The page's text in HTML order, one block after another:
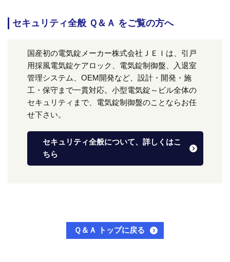
セキュリティ全般 Ｑ＆Ａ をご覧の方へ
国産初の電気錠メーカー株式会社ＪＥＩは、引戸
用採風電気錠ケアロック、電気錠制御盤、入退室
管理システム、OEM開発など、設計・開発・施
工・保守まで一貫対応。小型電気錠～ビル全体の
セキュリティまで、電気錠制御盤のことならお任
せ下さい。
セキュリティ全般について、詳しくはこ
ちら
Ｑ＆Ａ トップに戻る